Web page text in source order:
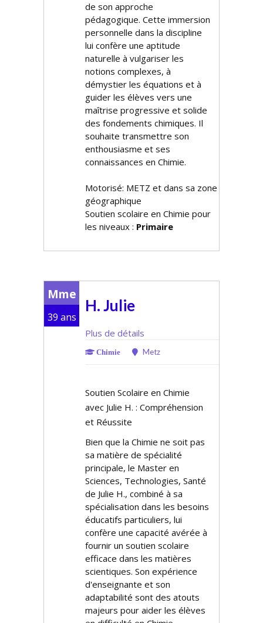
de son approche
pédagogique. Cette immersion
personnelle dans la discipline
lui confère une aptitude
naturelle à vulgariser les
notions complexes, à
démystifier les équations et à
guider les élèves vers une
maîtrise progressive et solide
des fondements chimiques. Il
souhaite transmettre son
enthousiasme et ses
connaissances en Chimie.
Motorisé: METZ et dans sa zone
géographique
Soutien scolaire en Chimie pour
les niveaux : Primaire
Mme
39 ans
H. Julie
Plus de détails
Chimie Metz
Soutien Scolaire en Chimie
avec Julie H. : Compréhension
et Réussite
Bien que la Chimie ne soit pas
sa matière de spécialité
principale, le Master en
Sciences, Technologies, Santé
de Julie H., combiné à sa
spécialisation dans les besoins
éducatifs particuliers, lui
confère une capacité avérée à
fournir un soutien scolaire
efficace dans les matières
scientifiques. Son expérience
d'enseignante et son
adaptabilité sont des atouts
majeurs pour aider les élèves